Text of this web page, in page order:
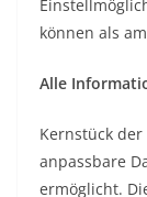
können als
Alle
Kernstück
anpassbare
ermöglicht.